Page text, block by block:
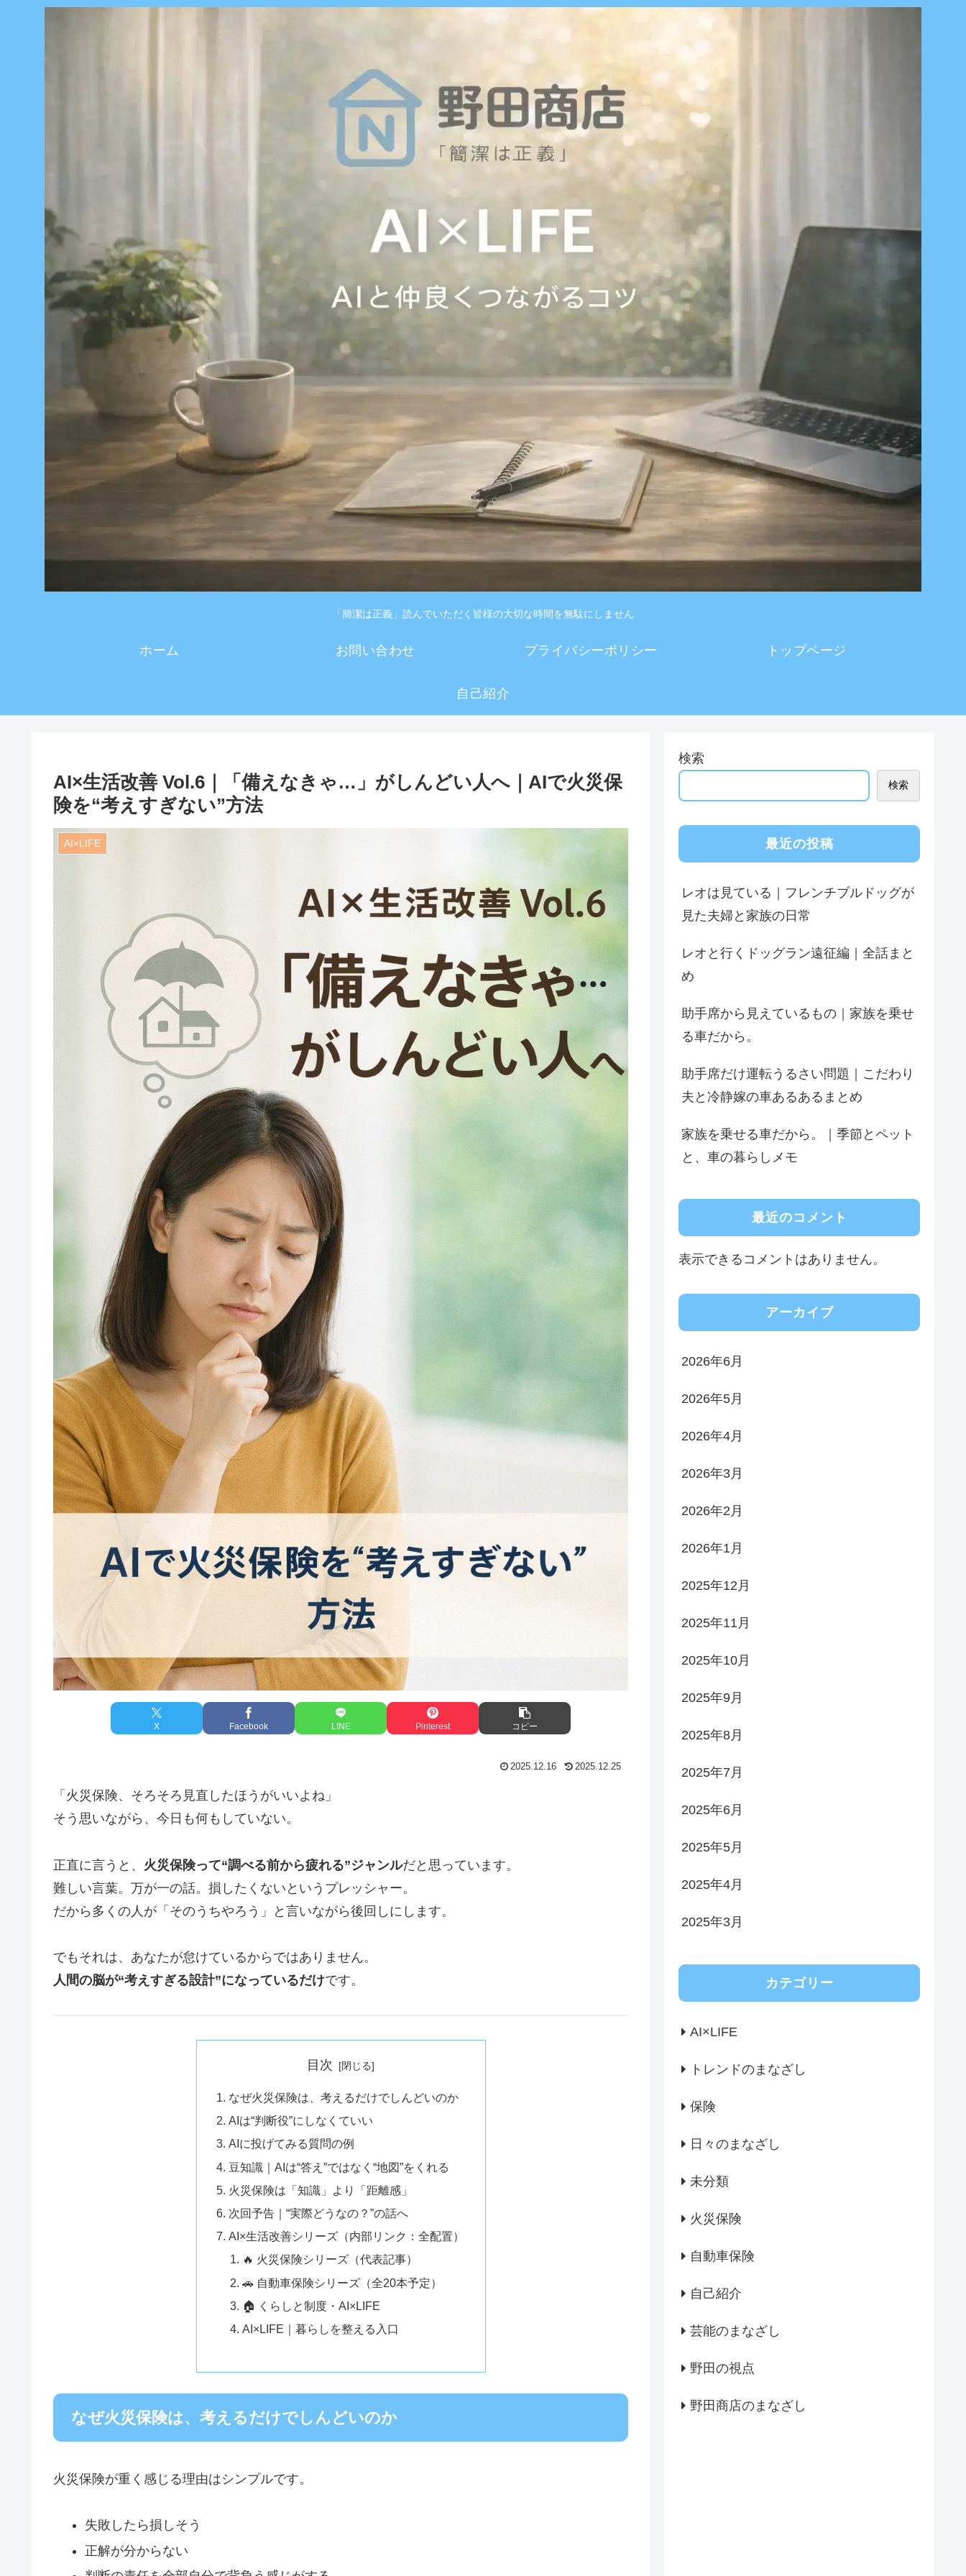
「簡潔は正義」読んでいただく皆様の大切な時間を無駄にしません
ホーム お問い合わせ プライバシーポリシー トップページ
自己紹介
AI×生活改善 Vol.6｜「備えなきゃ…」がしんどい人へ｜AIで火災保
険を“考えすぎない”方法
AI×LIFE
X Facebook LINE Pinterest コピー
2025.12.16 2025.12.25
「火災保険、そろそろ見直したほうがいいよね」
そう思いながら、今日も何もしていない。
正直に言うと、 火災保険って“調べる前から疲れる”ジャンルだと思っています。
難しい言葉。万が一の話。損したくないというプレッシャー。
だから多くの人が「そのうちやろう」と言いながら後回しにします。
でもそれは、あなたが怠けているからではありません。
人間の脳が“考えすぎる設計”になっているだけです。
目次
なぜ火災保険は、考えるだけでしんどいのか
AIは“判断役”にしなくていい
AIに投げてみる質問の例
豆知識｜AIは“答え”ではなく“地図”をくれる
火災保険は「知識」より「距離感」
次回予告｜“実際どうなの？”の話へ
AI×生活改善シリーズ（内部リンク：全配置）
🔥 火災保険シリーズ（代表記事）
🚗 自動車保険シリーズ（全20本予定）
🏠 くらしと制度・AI×LIFE
AI×LIFE｜暮らしを整える入口
なぜ火災保険は、考えるだけでしんどいのか
火災保険が重く感じる理由はシンプルです。
失敗したら損しそう
正解が分からない
検索
検索
最近の投稿
レオは見ている｜フレンチブルドッグが
見た夫婦と家族の日常
レオと行くドッグラン遠征編｜全話まと
め
助手席から見えているもの｜家族を乗せ
る車だから。
助手席だけ運転うるさい問題｜こだわり
夫と冷静嫁の車あるあるまとめ
家族を乗せる車だから。｜季節とペット
と、車の暮らしメモ
最近のコメント
表示できるコメントはありません。
アーカイブ
2026年6月
2026年5月
2026年4月
2026年3月
2026年2月
2026年1月
2025年12月
2025年11月
2025年10月
2025年9月
2025年8月
2025年7月
2025年6月
2025年5月
2025年4月
2025年3月
カテゴリー
AI×LIFE
トレンドのまなざし
保険
日々のまなざし
未分類
火災保険
自動車保険
自己紹介
芸能のまなざし
野田の視点
野田商店のまなざし